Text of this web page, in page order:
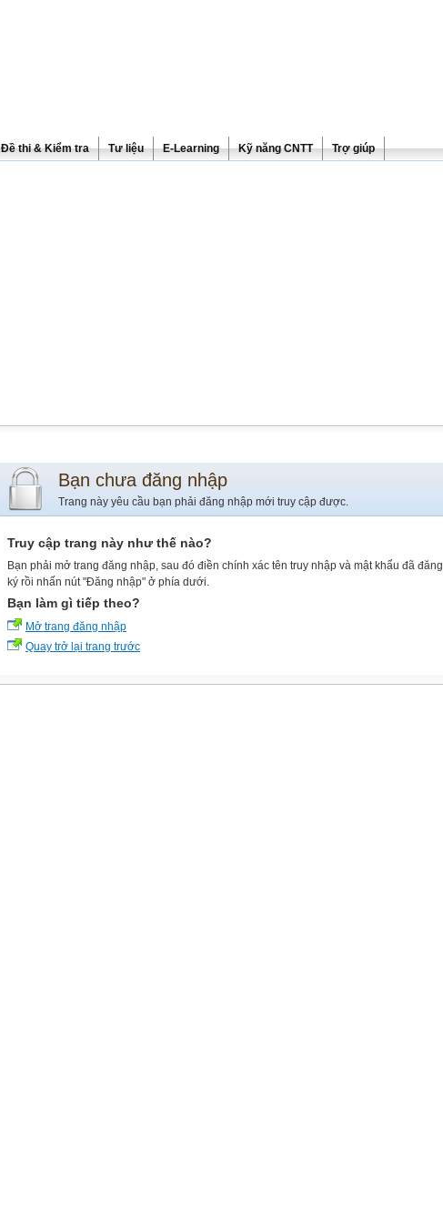
Đề thi & Kiểm tra Tư liệu E-Learning Kỹ năng CNTT Trợ giúp
Bạn chưa đăng nhập
Trang này yêu cầu bạn phải đăng nhập mới truy cập được.
Truy cập trang này như thế nào?
Bạn phải mở trang đăng nhập, sau đó điền chính xác tên truy nhập và mật khẩu đã đăng
ký rồi nhấn nút "Đăng nhập" ở phía dưới.
Bạn làm gì tiếp theo?
Mở trang đăng nhập
Quay trở lại trang trước